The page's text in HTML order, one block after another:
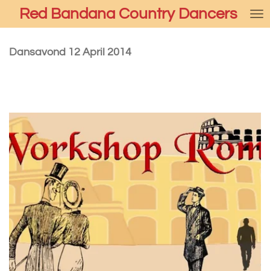
de
Red Bandana Country Dancers
Dansavond 12 April 2014